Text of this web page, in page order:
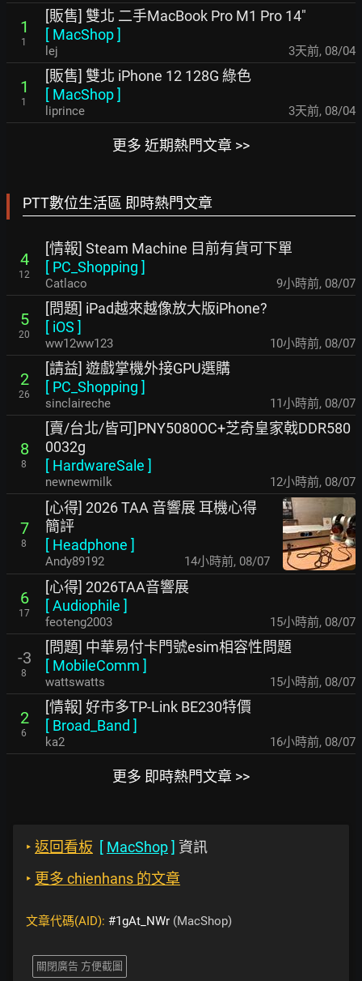
1
1
[販售] 雙北 二手MacBook Pro M1 Pro 14"
[ MacShop]
lej 3天前, 08/04
1
1
[販售] 雙北 iPhone 12 128G 綠色
[ MacShop]
liprince 3天前, 08/04
更多 近期熱門文章 >>
PTT數位生活區 即時熱門文章
4
12
[情報] Steam Machine 目前有貨可下單
[ PC_Shopping ]
Catlaco 9小時前, 08/07
5
20
[問題] iPad越來越像放大版iPhone?
[ iOS ]
ww12ww123 10小時前, 08/07
2
26
[請益] 遊戲掌機外接GPU選購
[ PC_Shopping ]
sinclaireche 11小時前, 08/07
8
8
[賣/台北/皆可]PNY5080OC+芝奇皇家戟DDR580
0032g
[ HardwareSale ]
newnewmilk 12小時前, 08/07
7
8
[心得] 2026 TAA 音響展 耳機心得
簡評
[ Headphone ]
Andy89192 14小時前, 08/07
6
17
[心得] 2026TAA音響展
[Audiophile ]
feoteng2003 15小時前, 08/07
-3
8
[問題] 中華易付卡門號esim相容性問題
[ MobileComm ]
wattswatts 15小時前, 08/07
2
6
[情報] 好市多TP-Link BE230特價
[ Broad_Band ]
ka2 16小時前, 08/07
更多 即時熱門文章 >>
‣ 返回看板 [ MacShop] 資訊
‣ 更多 chienhans 的文章
文章代碼(AID): #1gAt_NWr (MacShop)
關閉廣告 方便截圖